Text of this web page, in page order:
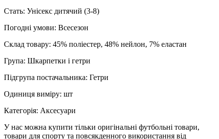
Стать: Унісекс дитячий (3-8)
Погодні умови: Всесезон
Склад товару: 45% поліестер, 48% нейлон, 7% еластан
Група: Шкарпетки і гетри
Підгрупа постачальника: Гетри
Одиниця виміру: шт
Категорія: Аксесуари
У нас можна купити тільки оригінальні футбольні товари,
товари для спорту та повсякденного використання від